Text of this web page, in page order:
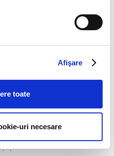
Afişare
toate
uri necesare
www.mcdonalds.ro
Protecția Consumatorilor
deșeuri
și Avize